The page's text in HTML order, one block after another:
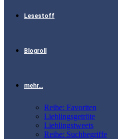
Lesestoff
Blogroll
mehr…
Reihe: Favoriten
Lieblingsgetröte
Lieblingstweets
Reihe: Suchbegriffe